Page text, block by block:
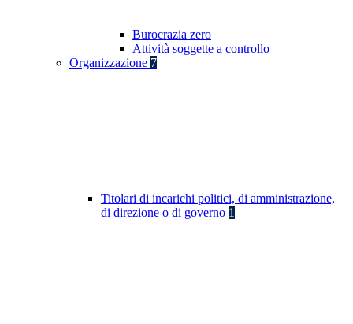
Burocrazia zero
Attività soggette a controllo
Organizzazione 7
Titolari di incarichi politici, di amministrazione,
di direzione o di governo 1